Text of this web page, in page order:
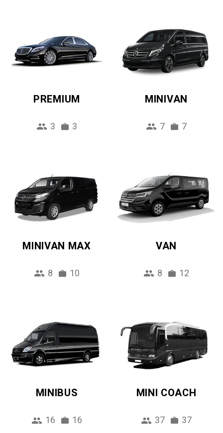
PREMIUM
3 3
MINIVAN
7 7
MINIVAN MAX
8 10
VAN
8 12
MINIBUS
16 16
MINI COACH
37 37